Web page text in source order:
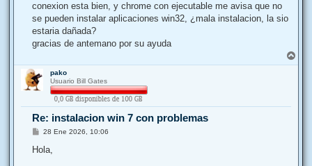
conexion esta bien, y chrome con ejecutable me avisa que no
se pueden instalar aplicaciones win32, ¿mala instalacion, la sio
estaria dañada?
gracias de antemano por su ayuda
r
pako
Usuario Bill Gates
Re: instalacion win 7 con problemas
M
n
28 Ene 2026, 10:06
Hola,